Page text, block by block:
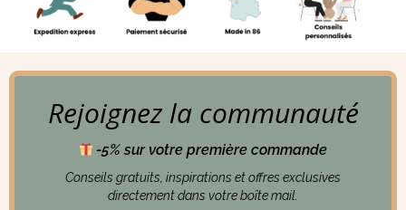
Rejoignez la communauté
-5% sur votre première commande
Conseils gratuits, inspirations et offres exclusives
directement dans votre boîte mail.